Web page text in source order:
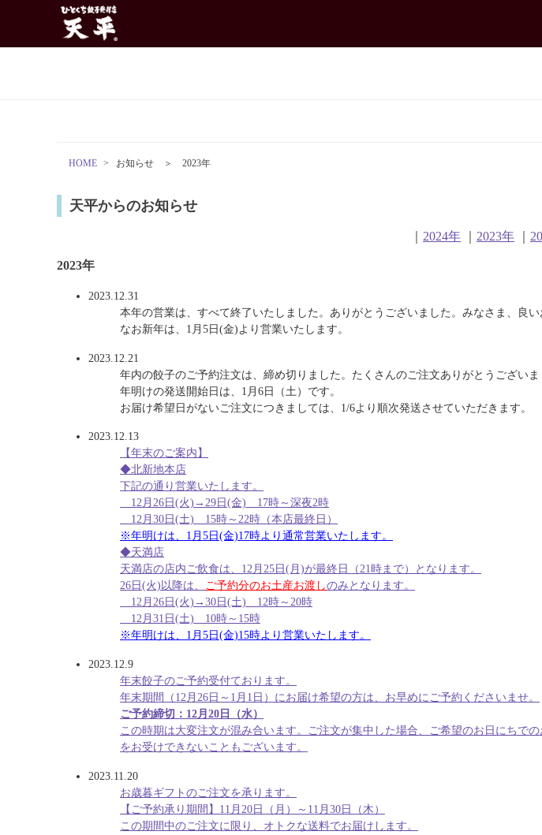
HOME お知らせ ＞ 2023年
天平からのお知らせ
2024年 2023年
2023年
2023.12.31
本年の営業は、すべて終了いたしました。ありがとうございました。みなさま、良い
なお新年は、1月5日(金)より営業いたします。
2023.12.21
年内の餃子のご予約注文は、締め切りました。たくさんのご注文ありがとうございま
年明けの発送開始日は、1月6日（土）です。
お届け希望日がないご注文につきましては、1/6より順次発送させていただきます。
2023.12.13
【年末のご案内】
◆北新地本店
下記の通り営業いたします。
12月26日(火)→29日(金) 17時～深夜2時
12月30日(土) 15時～22時（本店最終日）
※年明けは、1月5日(金)17時より通常営業いたします。
◆天満店
天満店の店内ご飲食は、12月25日(月)が最終日（21時まで）となります。
26日(火)以降は、 ご予約分のお土産お渡しのみとなります。
12月26日(火)→30日(土) 12時～20時
12月31日(土) 10時～15時
※年明けは、1月5日(金)15時より営業いたします。
2023.12.9
年末餃子のご予約受付ております。
年末期間（12月26日～1月1日）にお届け希望の方は、お早めにご予約くださいませ。
ご予約締切：12月20日（水）
この時期は大変注文が混み合います。ご注文が集中した場合、ご希望のお日にちで
をお受けできないこともございます。
2023.11.20
お歳暮ギフトのご注文を承ります。
【ご予約承り期間】11月20日（月）～11月30日（木）
この期間中のご注文に限り、オトクな送料でお届けします。